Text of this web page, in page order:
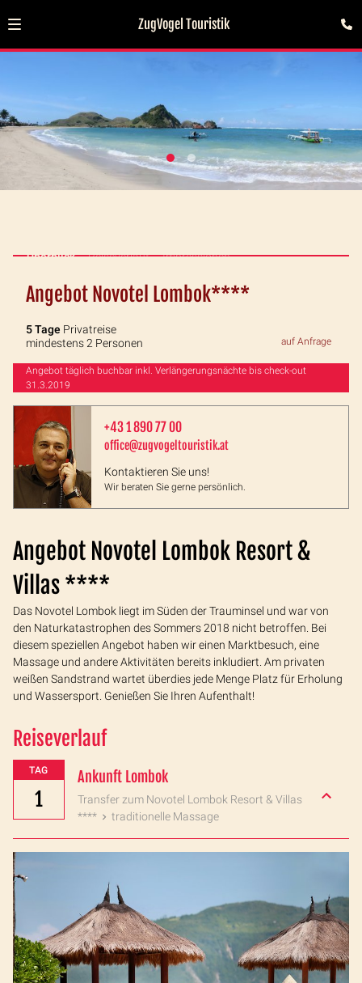
ZugVogel Touristik
Überblick Reiseverlauf Impressionen
Angebot Novotel Lombok Resort &
Villas ****
Das Novotel Lombok liegt im Süden der Trauminsel und war von
den Naturkatastrophen des Sommers 2018 nicht betroffen. Bei
diesem speziellen Angebot haben wir einen Marktbesuch, eine
Massage und andere Aktivitäten bereits inkludiert. Am privaten
weißen Sandstrand wartet überdies jede Menge Platz für Erholung
und Wassersport. Genießen Sie Ihren Aufenthalt!
Reiseverlauf
TAG
1
Ankunft Lombok
Transfer zum Novotel Lombok Resort & Villas
****
traditionelle Massage
Angebot Novotel Lombok****
5 Tage Privatreise
mindestens 2 Personen
auf Anfrage
Angebot täglich buchbar inkl. Verlängerungsnächte bis check-out
31.3.2019
+43 1 890 77 00
office@zugvogeltouristik.at
Kontaktieren Sie uns!
Wir beraten Sie gerne persönlich.